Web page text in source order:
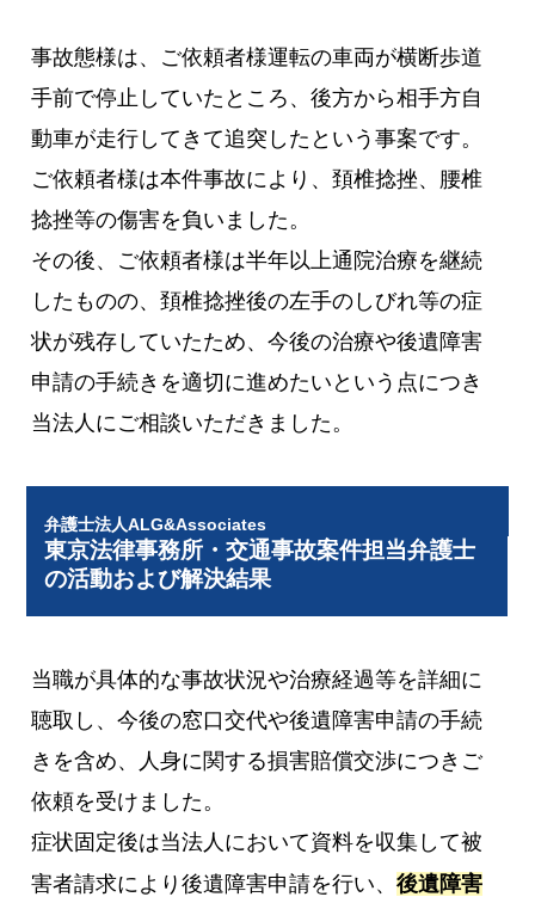
事故態様は、ご依頼者様運転の車両が横断歩道
手前で停止していたところ、後方から相手方自
動車が走行してきて追突したという事案です。
ご依頼者様は本件事故により、頚椎捻挫、腰椎
捻挫等の傷害を負いました。
その後、ご依頼者様は半年以上通院治療を継続
したものの、頚椎捻挫後の左手のしびれ等の症
状が残存していたため、今後の治療や後遺障害
申請の手続きを適切に進めたいという点につき
当法人にご相談いただきました。
弁護士法人ALG&Associates
東京法律事務所・交通事故案件担当弁護士
の活動および解決結果
当職が具体的な事故状況や治療経過等を詳細に
聴取し、今後の窓口交代や後遺障害申請の手続
きを含め、人身に関する損害賠償交渉につきご
依頼を受けました。
症状固定後は当法人において資料を収集して被
害者請求により後遺障害申請を行い、後遺障害